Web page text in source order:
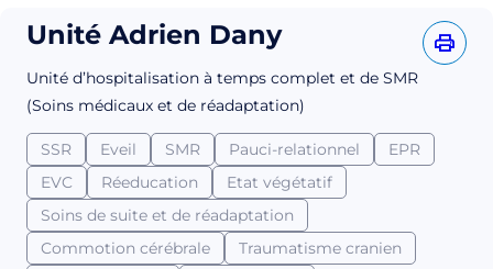
Unité Adrien Dany
Unité d’hospitalisation à temps complet et de SMR
(Soins médicaux et de réadaptation)
SSR Eveil SMR Pauci-relationnel
EPR
EVC
Réeducation
Etat végétatif
Soins de suite et de réadaptation
Commotion cérébrale
Traumatisme cranien